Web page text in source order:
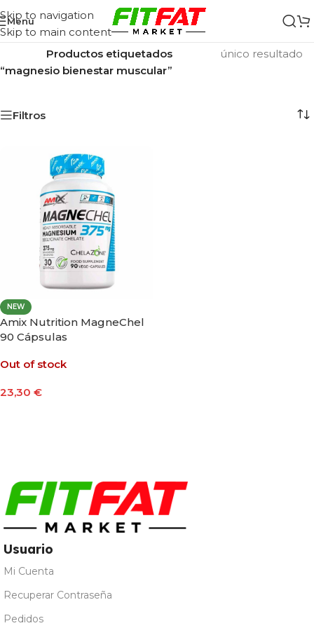
Skip to navigation
Skip to main content
Menu
Inicio/
Productos etiquetados
“magnesio bienestar muscular”
único resultado
Filtros
NEW
Amix Nutrition MagneChel
90 Cápsulas
Out of stock
23,30 €
Usuario
Mi Cuenta
Recuperar Contraseña
Pedidos